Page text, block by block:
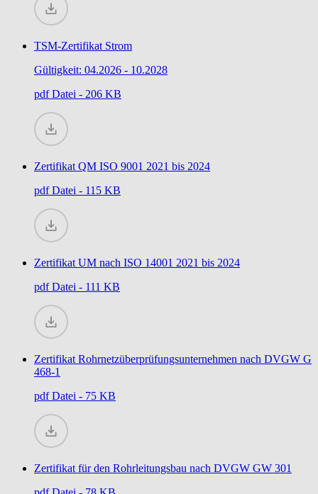
TSM-Zertifikat Strom
Gültigkeit: 04.2026 - 10.2028
pdfDatei - 206 KB
Zertifikat QM ISO 9001 2021 bis 2024
pdfDatei - 115 KB
Zertifikat UM nach ISO 14001 2021 bis 2024
pdfDatei - 111 KB
Zertifikat Rohrnetzüberprüfungsunternehmen nach DVGW G
468-1
pdfDatei - 75 KB
Zertifikat für den Rohrleitungsbau nach DVGW GW 301